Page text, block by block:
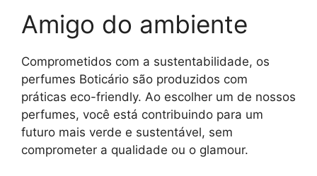
Amigo do ambiente
Comprometidos com a sustentabilidade, os
perfumes Boticário são produzidos com
práticas eco-friendly. Ao escolher um de nossos
perfumes, você está contribuindo para um
futuro mais verde e sustentável, sem
comprometer a qualidade ou o glamour.